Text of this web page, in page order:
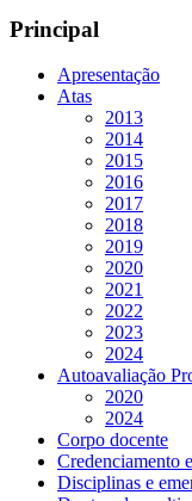
Principal
Apresentação
Atas
2013
2014
2015
2016
2017
2018
2019
2020
2021
2022
2023
2024
Autoavaliação
2020
2024
Corpo docente
Credenciamento
Disciplinas e